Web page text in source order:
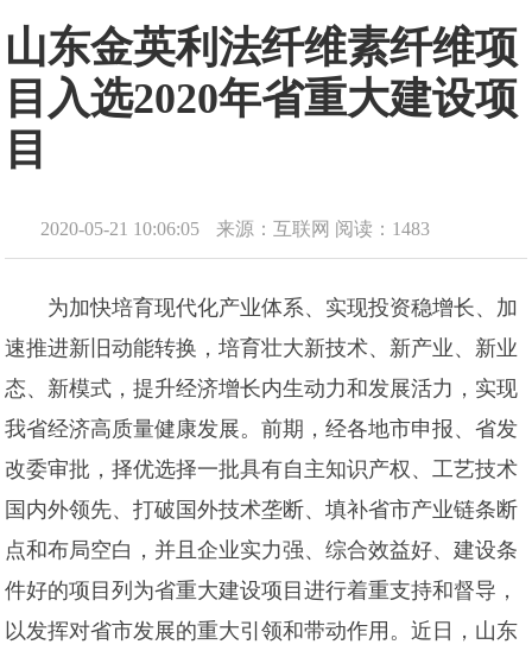
山东金英利法纤维素纤维项
目入选2020年省重大建设项
目
2020-05-21 10:06:05 来源：互联网 阅读：1483
为加快培育现代化产业体系、实现投资稳增长、加
速推进新旧动能转换，培育壮大新技术、新产业、新业
态、新模式，提升经济增长内生动力和发展活力，实现
我省经济高质量健康发展。前期，经各地市申报、省发
改委审批，择优选择一批具有自主知识产权、工艺技术
国内外领先、打破国外技术垄断、填补省市产业链条断
点和布局空白，并且企业实力强、综合效益好、建设条
件好的项目列为省重大建设项目进行着重支持和督导，
以发挥对省市发展的重大引领和带动作用。近日，山东